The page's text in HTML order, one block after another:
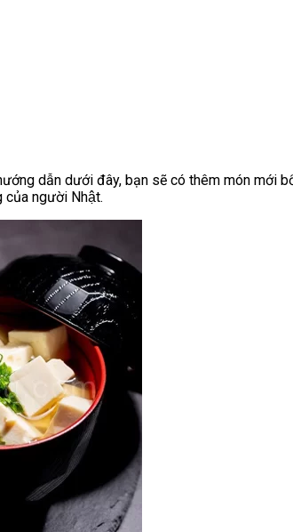
dẫn dưới đây, bạn sẽ có thêm món mới
của người Nhật.